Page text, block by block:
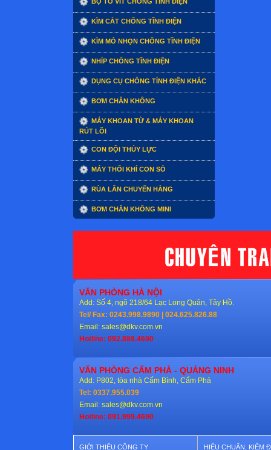
KÌM CẮT CHỐNG TĨNH ĐIỆN
KÌM MỎ NHỌN CHỐNG TĨNH ĐIỆN
NHÍP CHỐNG TĨNH ĐIỆN
DỤNG CỤ CHỐNG TÍNH ĐIỆN KHÁC
BƠM CHÂN KHÔNG
MÁY KHOAN TỪ & MÁY KHOAN
RÚT LÕI
CON ĐỘI THỦY LỰC
MÁY THỔI KHÍ CON SÒ
RÙA LĂN CHUYỂN HÀNG
BƠM CHÂN KHÔNG MINI
VĂN PHÒNG HÀ NỘI
Add: Số 4, ngõ 218/64 Lạc Long Quân, Tây Hồ.
Tel/ Fax: 0243.998.9890 | 024.625.826.88
Email: sales@dkv.com.vn
Hotline: 092.888.4690
VĂN PHÒNG CẨM PHẢ - QUẢNG NINH
Add: P802, tòa nhà Cẩm Bình, Cẩm Phả
Tel: 0337.955.039
Email: sales@dkv.com.vn
Hotline: 091.999.4690
GIỚI THIỆU CÔNG TY
HIỆU CHUẨN, KIỂM